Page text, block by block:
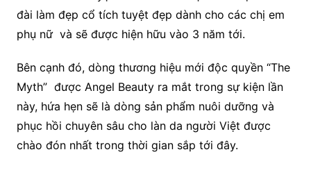
đài làm đẹp cổ tích tuyệt đẹp dành cho các chị em
phụ nữ và sẽ được hiện hữu vào 3 năm tới.
Bên cạnh đó, dòng thương hiệu mới độc quyền “The
Myth” được Angel Beauty ra mắt trong sự kiện lần
này, hứa hẹn sẽ là dòng sản phẩm nuôi dưỡng và
phục hồi chuyên sâu cho làn da người Việt được
chào đón nhất trong thời gian sắp tới đây.